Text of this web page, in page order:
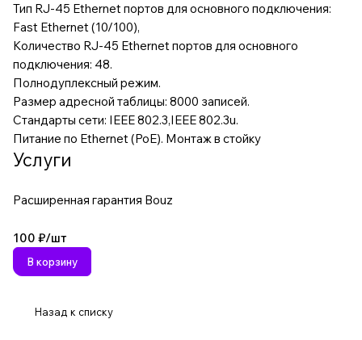
Тип RJ-45 Ethernet портов для основного подключения:
Fast Ethernet (10/100),
Количество RJ-45 Ethernet портов для основного
подключения: 48.
Полнодуплексный режим.
Размер адресной таблицы: 8000 записей.
Стандарты сети: IEEE 802.3,IEEE 802.3u.
Питание по Ethernet (PoE). Монтаж в стойку
Услуги
Расширенная гарантия Bouz
100 ₽/шт
В корзину
Назад к списку